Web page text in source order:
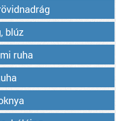
blúz
ruha